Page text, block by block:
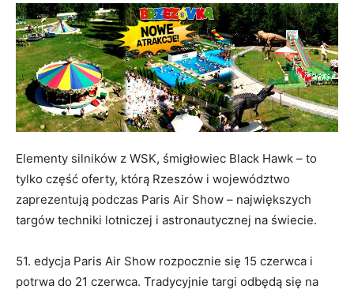
Elementy silników z WSK, śmigłowiec Black Hawk – to
tylko część oferty, którą Rzeszów i województwo
zaprezentują podczas Paris Air Show – największych
targów techniki lotniczej i astronautycznej na świecie.
51. edycja Paris Air Show rozpocznie się 15 czerwca i
potrwa do 21 czerwca. Tradycyjnie targi odbędą się na